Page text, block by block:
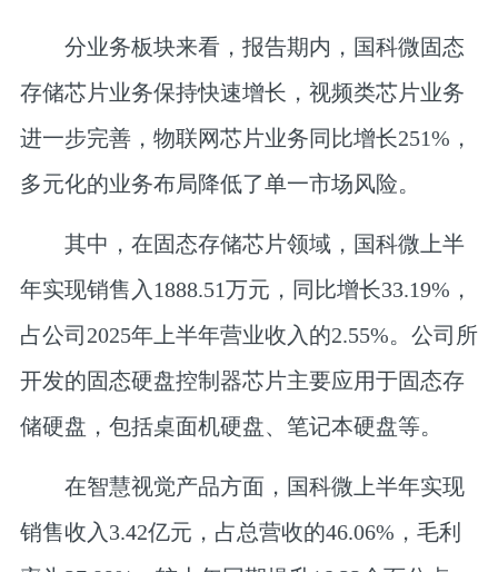
分业务板块来看，报告期内，国科微固态
存储芯片业务保持快速增长，视频类芯片业务
进一步完善，物联网芯片业务同比增长251%，
多元化的业务布局降低了单一市场风险。
其中，在固态存储芯片领域，国科微上半
年实现销售入1888.51万元，同比增长33.19%，
占公司2025年上半年营业收入的2.55%。公司所
开发的固态硬盘控制器芯片主要应用于固态存
储硬盘，包括桌面机硬盘、笔记本硬盘等。
在智慧视觉产品方面，国科微上半年实现
销售收入3.42亿元，占总营收的46.06%，毛利